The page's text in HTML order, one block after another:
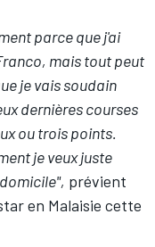
parce que j'ai
mais tout peut
je vais soudain
dernières courses
ou trois points.
je veux juste
prévient
en Malaisie cette